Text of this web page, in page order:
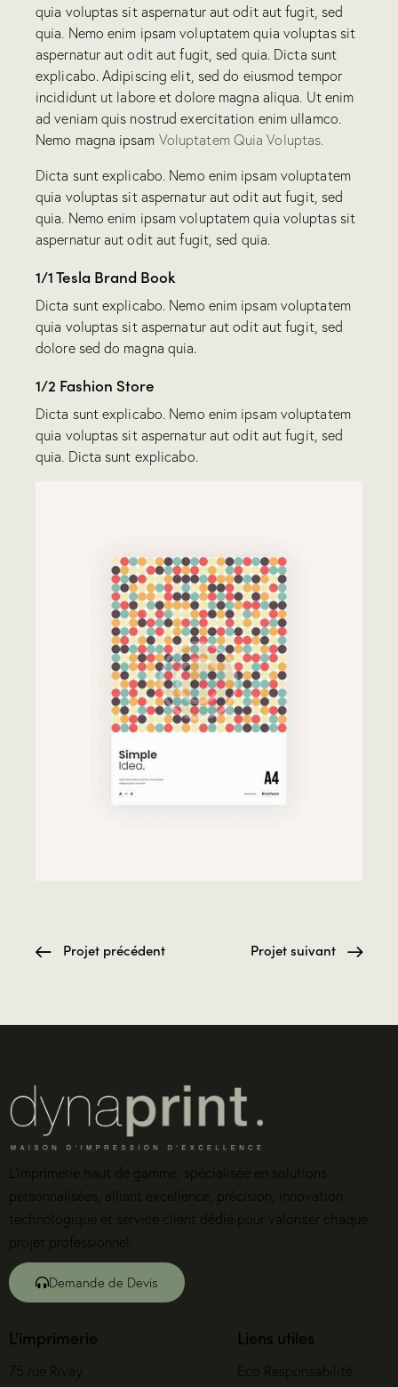
quia voluptas sit aspernatur aut odit aut fugit, sed
quia. Nemo enim ipsam voluptatem quia voluptas sit
aspernatur aut odit aut fugit, sed quia. Dicta sunt
explicabo. Adipiscing elit, sed do eiusmod tempor
incididunt ut labore et dolore magna aliqua. Ut enim
ad veniam quis nostrud exercitation enim ullamco.
Nemo magna ipsam Voluptatem Quia Voluptas.
Dicta sunt explicabo. Nemo enim ipsam voluptatem
quia voluptas sit aspernatur aut odit aut fugit, sed
quia. Nemo enim ipsam voluptatem quia voluptas sit
aspernatur aut odit aut fugit, sed quia.
1/1 Tesla Brand Book
Dicta sunt explicabo. Nemo enim ipsam voluptatem
quia voluptas sit aspernatur aut odit aut fugit, sed
dolore sed do magna quia.
1/2 Fashion Store
Dicta sunt explicabo. Nemo enim ipsam voluptatem
quia voluptas sit aspernatur aut odit aut fugit, sed
quia. Dicta sunt explicabo.
Projet précédent Projet suivant
L’imprimerie haut de gamme, spécialisée en solutions
personnalisées, alliant excellence, précision, innovation
technologique et service client dédié pour valoriser chaque
projet professionnel.
Demande de Devis
L'imprimerie
75 rue Rivay
Liens utiles
Eco Responsabilité